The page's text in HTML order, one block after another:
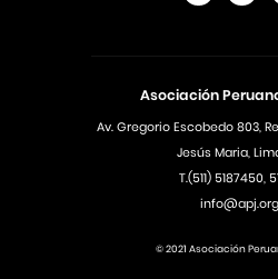
Asociación
Av. Gregorio Escobedo 803,
Jesús Maria,
T.(511) 5187450,
© 2021 Asociación